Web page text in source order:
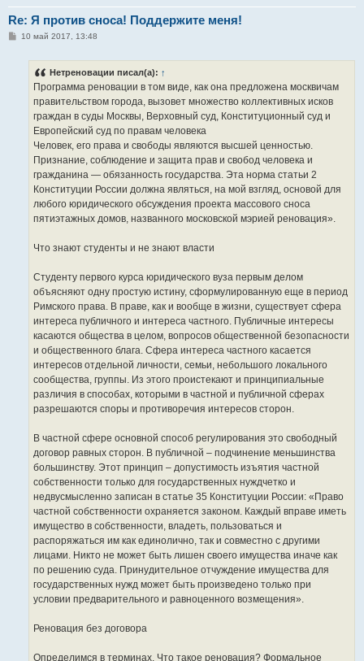
Re: Я против сноса! Поддержите меня!
С10 май 2017, 13:48
Нетреновации писал(а): ↑
Программа реновации в том виде, как она предложена москвичам
правительством города, вызовет множество коллективных исков
граждан в суды Москвы, Верховный суд, Конституционный суд и
Европейский суд по правам человека
Человек, его права и свободы являются высшей ценностью.
Признание, соблюдение и защита прав и свобод человека и
гражданина — обязанность государства. Эта норма статьи 2
Конституции России должна являться, на мой взгляд, основой для
любого юридического обсуждения проекта массового сноса
пятиэтажных домов, названного московской мэрией реновация».
Что знают студенты и не знают власти
Студенту первого курса юридического вуза первым делом
объясняют одну простую истину, сформулированную еще в период
Римского права. В праве, как и вообще в жизни, существует сфера
интереса публичного и интереса частного. Публичные интересы
касаются общества в целом, вопросов общественной безопасности
и общественного блага. Сфера интереса частного касается
интересов отдельной личности, семьи, небольшого локального
сообщества, группы. Из этого проистекают и принципиальные
различия в способах, которыми в частной и публичной сферах
разрешаются споры и противоречия интересов сторон.
В частной сфере основной способ регулирования это свободный
договор равных сторон. В публичной – подчинение меньшинства
большинству. Этот принцип – допустимость изъятия частной
собственности только для государственных нуждчетко и
недвусмысленно записан в статье 35 Конституции России: «Право
частной собственности охраняется законом. Каждый вправе иметь
имущество в собственности, владеть, пользоваться и
распоряжаться им как единолично, так и совместно с другими
лицами. Никто не может быть лишен своего имущества иначе как
по решению суда. Принудительное отчуждение имущества для
государственных нужд может быть произведено только при
условии предварительного и равноценного возмещения».
Реновация без договора
Определимся в терминах. Что такое реновация? Формальное